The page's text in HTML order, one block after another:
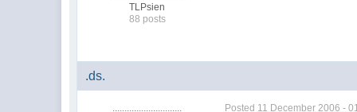
TLPsien
88 posts
.ds.
............................. Posted 11 December 2006 -